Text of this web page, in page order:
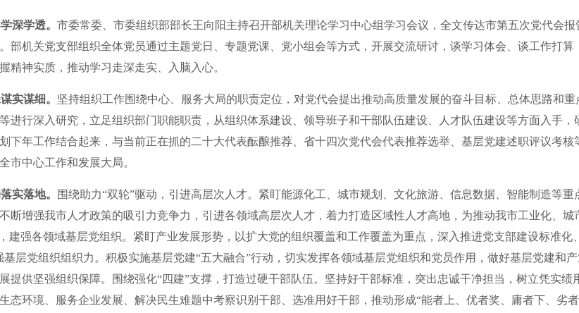
深学透。 市委常委、市委组织部部长王向阳主持召开部机关理论学习中心组学习会议，全文传达市第五次党代会报
部机关党支部组织全体党员通过主题党日、专题党课、党小组会等方式，开展交流研讨，谈学习体会、谈工作打算
精神实质，推动学习走深走实、入脑入心。
实谋细。 坚持组织工作围绕中心、服务大局的职责定位，对党代会提出推动高质量发展的奋斗目标、总体思路和重
进行深入研究，立足组织部门职能职责，从组织体系建设、领导班子和干部队伍建设、人才队伍建设等方面入手，
下年工作结合起来，与当前正在抓的二十大代表酝酿推荐、省十四次党代会代表推荐选举、基层党建述职评议考核
市中心工作和发展大局。
实落地。
围绕助力“双轮”驱动，引进高层次人才。紧盯能源化工、城市规划、文化旅游、信息数据、智能制造等重
断增强我市人才政策的吸引力竞争力，引进各领域高层次人才，着力打造区域性人才高地，为推动我市工业化、城
建强各领域基层党组织。紧盯产业发展形势，以扩大党的组织覆盖和工作覆盖为重点，深入推进党支部建设标准化
层党组织组织力。积极实施基层党建“五大融合”行动，切实发挥各领域基层党组织和党员作用，做好基层党建和
提供坚强组织保障。围绕强化“四建”支撑，打造过硬干部队伍。坚持好干部标准，突出忠诚干净担当，树立凭实绩
态环境、服务企业发展、解决民生难题中考察识别干部、选准用好干部，推动形成“能者上、优者奖、庸者下、劣